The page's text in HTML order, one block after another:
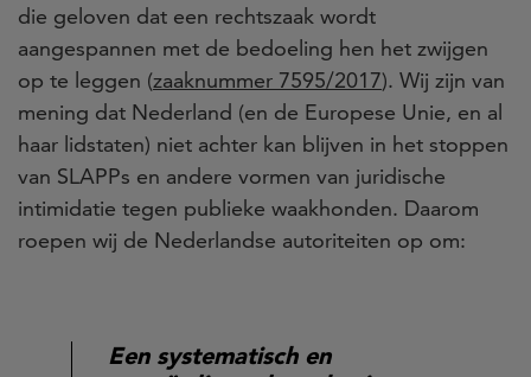
die geloven dat een rechtszaak wordt
aangespannen met de bedoeling hen het zwijgen
op te leggen (zaaknummer 7595/2017). Wij zijn van
mening dat Nederland (en de Europese Unie, en al
haar lidstaten) niet achter kan blijven in het stoppen
van SLAPPs en andere vormen van juridische
intimidatie tegen publieke waakhonden. Daarom
roepen wij de Nederlandse autoriteiten op om:
Een systematisch en